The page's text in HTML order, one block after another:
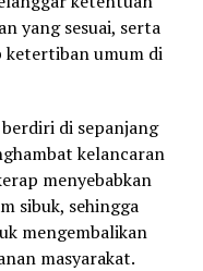
yang sesuai, serta
ketertiban umum di
di sepanjang
kelancaran
menyebabkan
sibuk, sehingga
mengembalikan
masyarakat.